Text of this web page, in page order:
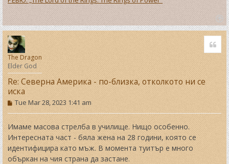
T
o
p
The Dragon
Elder God
Re: Северна Америка - по-близка, отколкото ни се
иска
P
o
s
t
Tue Mar 28, 2023 1:41 am
Имаме масова стрелба в училище. Нищо особенно.
Интересната част - бяла жена на 28 години, която се
идентифицира като мъж. В момента туитър е много
объркан на чия страна да застане.